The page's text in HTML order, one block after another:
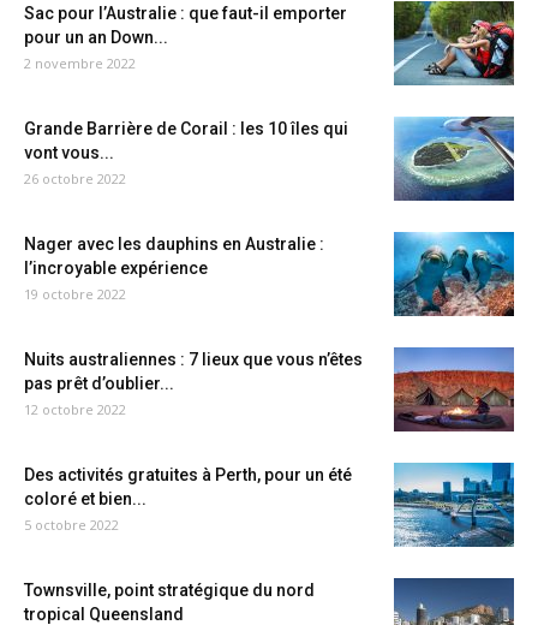
Sac pour l’Australie : que faut-il emporter
pour un an Down...
2 novembre 2022
Grande Barrière de Corail : les 10 îles qui
vont vous...
26 octobre 2022
Nager avec les dauphins en Australie :
l’incroyable expérience
19 octobre 2022
Nuits australiennes : 7 lieux que vous n’êtes
pas prêt d’oublier...
12 octobre 2022
Des activités gratuites à Perth, pour un été
coloré et bien...
5 octobre 2022
Townsville, point stratégique du nord
tropical Queensland